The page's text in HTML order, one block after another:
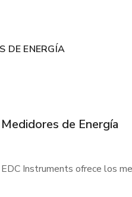
DE ENERGÍA
Medidores de Energía
EDC Instruments ofrece los